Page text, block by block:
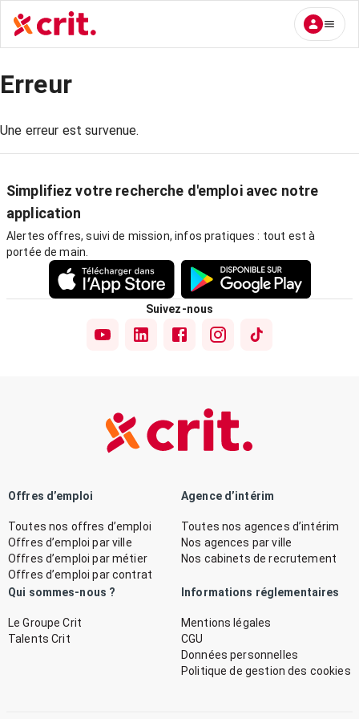
Erreur
Une erreur est survenue.
Simplifiez votre recherche d'emploi avec notre
application
Alertes offres, suivi de mission, infos pratiques : tout est à
portée de main.
Suivez-nous
Offres d’emploi
Toutes nos offres d’emploi
Offres d’emploi par ville
Offres d’emploi par métier
Offres d’emploi par contrat
Agence d’intérim
Toutes nos agences d’intérim
Nos agences par ville
Nos cabinets de recrutement
Qui sommes-nous ?
Le Groupe Crit
Talents Crit
Informations réglementaires
Mentions légales
CGU
Données personnelles
Politique de gestion des cookies